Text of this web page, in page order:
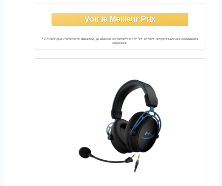
de forme, arceau en aluminium
robuste, PC, Xbox, PS4, PS5, Noir